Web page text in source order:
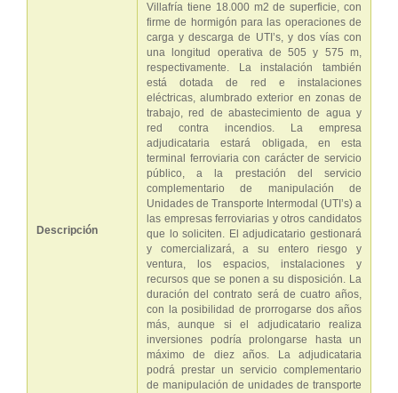
Descripción
Villafría tiene 18.000 m2 de superficie, con
firme de hormigón para las operaciones de
carga y descarga de UTI’s, y dos vías con
una longitud operativa de 505 y 575 m,
respectivamente. La instalación también
está dotada de red e instalaciones
eléctricas, alumbrado exterior en zonas de
trabajo, red de abastecimiento de agua y
red contra incendios. La empresa
adjudicataria estará obligada, en esta
terminal ferroviaria con carácter de servicio
público, a la prestación del servicio
complementario de manipulación de
Unidades de Transporte Intermodal (UTI’s) a
las empresas ferroviarias y otros candidatos
que lo soliciten. El adjudicatario gestionará
y comercializará, a su entero riesgo y
ventura, los espacios, instalaciones y
recursos que se ponen a su disposición. La
duración del contrato será de cuatro años,
con la posibilidad de prorrogarse dos años
más, aunque si el adjudicatario realiza
inversiones podría prolongarse hasta un
máximo de diez años. La adjudicataria
podrá prestar un servicio complementario
de manipulación de unidades de transporte